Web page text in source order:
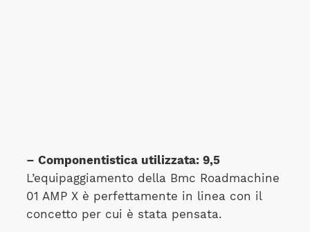
– Componentistica utilizzata: 9,5
L’equipaggiamento della Bmc Roadmachine
01 AMP X è perfettamente in linea con il
concetto per cui è stata pensata.